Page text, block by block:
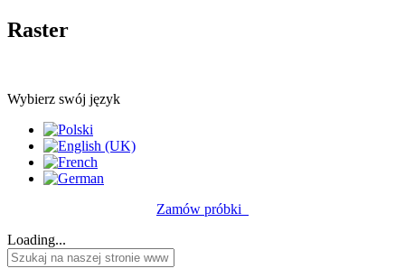
Raster
Wybierz swój język
Zamów próbki
Loading...